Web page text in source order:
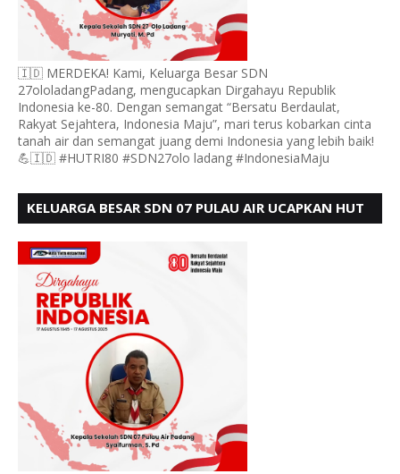
🇮🇩 MERDEKA! Kami, Keluarga Besar SDN
27ololadangPadang, mengucapkan Dirgahayu Republik
Indonesia ke-80. Dengan semangat “Bersatu Berdaulat,
Rakyat Sejahtera, Indonesia Maju”, mari terus kobarkan cinta
tanah air dan semangat juang demi Indonesia yang lebih baik!
💪🇮🇩 #HUTRI80 #SDN27olo ladang #IndonesiaMaju
KELUARGA BESAR SDN 07 PULAU AIR UCAPKAN HUT